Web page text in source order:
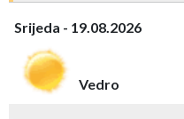
Srijeda - 19.08.2026
Vedro